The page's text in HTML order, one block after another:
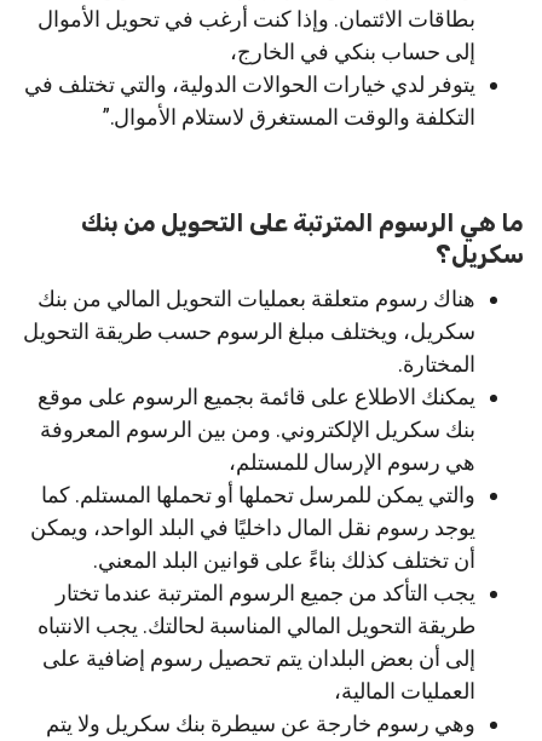
بطاقات الائتمان. وإذا كنت أرغب في تحويل الأموال
إلى حساب بنكي في الخارج،
يتوفر لدي خيارات الحوالات الدولية، والتي تختلف في
التكلفة والوقت المستغرق لاستلام الأموال.”
ما هي الرسوم المترتبة على التحويل من بنك
سكريل؟
هناك رسوم متعلقة بعمليات التحويل المالي من بنك
سكريل، ويختلف مبلغ الرسوم حسب طريقة التحويل
المختارة.
يمكنك الاطلاع على قائمة بجميع الرسوم على موقع
بنك سكريل الإلكتروني. ومن بين الرسوم المعروفة
هي رسوم الإرسال للمستلم،
والتي يمكن للمرسل تحملها أو تحملها المستلم. كما
يوجد رسوم نقل المال داخليًا في البلد الواحد، ويمكن
أن تختلف كذلك بناءً على قوانين البلد المعني.
يجب التأكد من جميع الرسوم المترتبة عندما تختار
طريقة التحويل المالي المناسبة لحالتك. يجب الانتباه
إلى أن بعض البلدان يتم تحصيل رسوم إضافية على
العمليات المالية،
وهي رسوم خارجة عن سيطرة بنك سكريل ولا يتم